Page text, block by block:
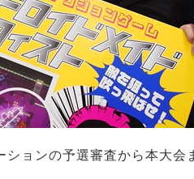
ョンの予選審査から本大